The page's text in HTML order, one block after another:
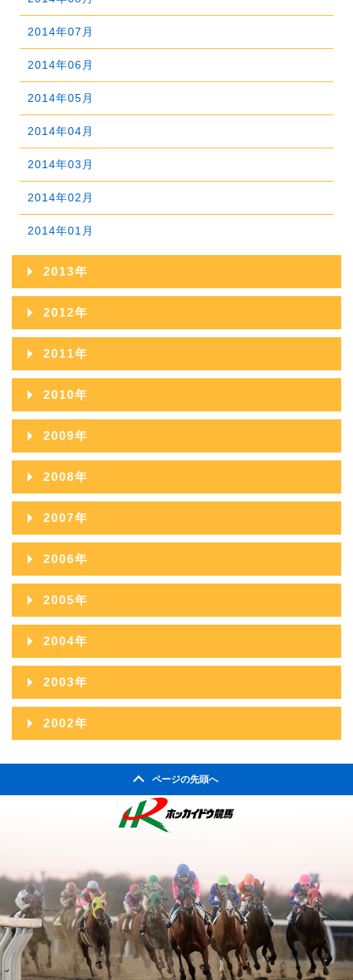
2019年01月
2018年02月
2018年01月
2017年04月
2017年03月
2017年02月
2017年01月
2016年05月
2016年04月
2016年03月
2016年02月
2016年01月
2014年07月
2014年06月
2014年05月
2014年04月
2014年03月
2014年02月
2014年01月
2013年
2013年12月
2013年11月
2013年10月
2013年09月
2013年08月
2013年07月
2013年06月
2013年05月
2013年03月
2013年02月
2013年01月
2012年
2012年12月
2012年11月
2012年10月
2012年09月
2012年08月
2012年07月
2012年06月
2012年05月
2012年03月
2012年02月
2012年01月
2011年
2011年12月
2011年11月
2011年10月
2011年09月
2011年08月
2011年07月
2011年06月
2011年05月
2011年03月
2011年02月
2010年
2010年12月
2010年11月
2010年10月
2010年09月
2010年08月
2010年07月
2010年06月
2010年05月
2010年03月
2009年
2009年12月
2009年11月
2009年10月
2009年09月
2009年08月
2009年07月
2009年06月
2009年05月
2009年03月
2008年
2008年12月
2008年11月
2008年10月
2008年09月
2008年08月
2008年07月
2008年06月
2008年05月
2008年01月
2007年
2007年12月
2007年11月
2007年10月
2007年09月
2007年08月
2007年07月
2007年02月
2007年01月
2006年
2006年12月
2006年11月
2006年10月
2006年09月
2006年08月
2006年03月
2006年02月
2006年01月
2005年
2005年12月
2005年11月
2005年10月
2005年09月
2005年08月
2005年07月
2005年04月
2005年03月
2005年02月
2004年
2004年12月
2004年11月
2004年10月
2004年06月
2004年05月
2004年04月
2004年03月
2003年
2003年12月
2003年07月
2003年06月
2003年05月
2002年
ページの先頭へ